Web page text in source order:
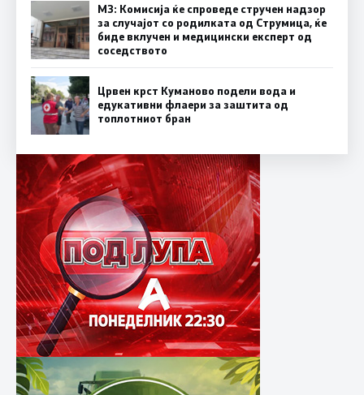
МЗ: Комисија ќе спроведе стручен надзор
за случајот со родилката од Струмица, ќе
биде вклучен и медицински експерт од
соседството
Црвен крст Куманово подели вода и
едукативни флаери за заштита од
топлотниот бран